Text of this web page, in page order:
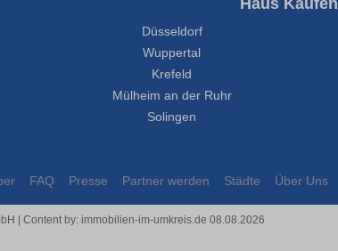
Haus Kaufen
Düsseldorf
Wuppertal
Krefeld
Mülheim an der Ruhr
Solingen
FAQ Presse Partner werden Städte Über Uns
| Content by: immobilien-im-umkreis.de 08.08.2026